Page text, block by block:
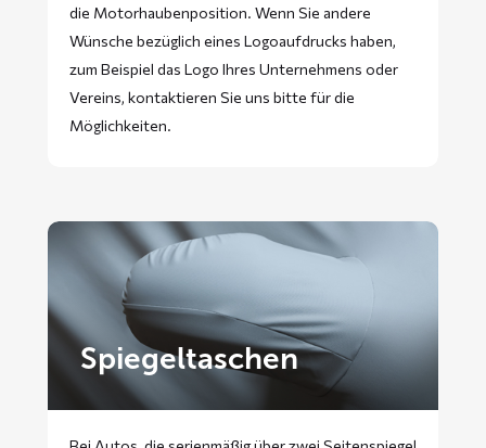
die Motorhaubenposition. Wenn Sie andere
Wünsche bezüglich eines Logoaufdrucks haben,
zum Beispiel das Logo Ihres Unternehmens oder
Vereins, kontaktieren Sie uns bitte für die
Möglichkeiten.
Spiegeltaschen